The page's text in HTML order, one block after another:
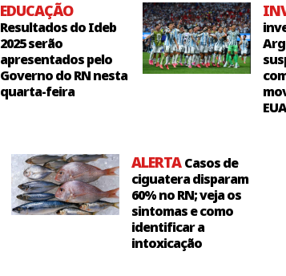
EDUCAÇÃO
Resultados do Ideb
2025 serão
apresentados pelo
Governo do RN nesta
quarta-feira
EUA
ALERTACasos de
ciguatera disparam
60% no RN; veja os
sintomas e como
identificar a
intoxicação